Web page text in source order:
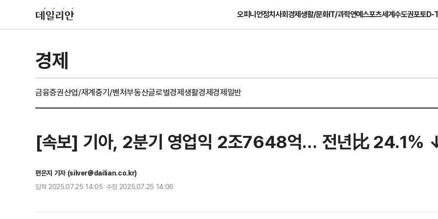
오피니언정치사회경제생활/문화IT/과학연예스포츠세계수도권포토D-
경제
금융증권산업/재계중기/벤처부동산글로벌경제생활경제경제일반
[속보] 기아, 2분기 영업익 2조7648억… 전년比 24.1%
편은지 기자 (silver@dailian.co.kr)
입력 2025.07.25 14:05 수정 2025.07.25 14:06